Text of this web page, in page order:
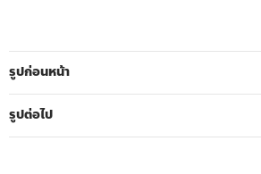
รูปก่อนหน้า
รูปต่อไป